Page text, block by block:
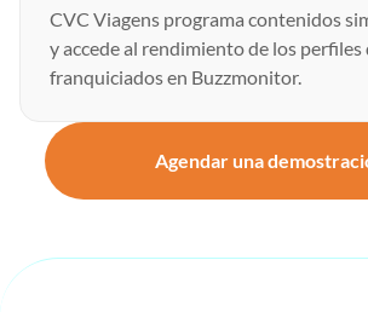
CVC Viagens programa contenidos
y accede al rendimiento de los perfiles
franquiciados en Buzzmonitor.
Agendar una